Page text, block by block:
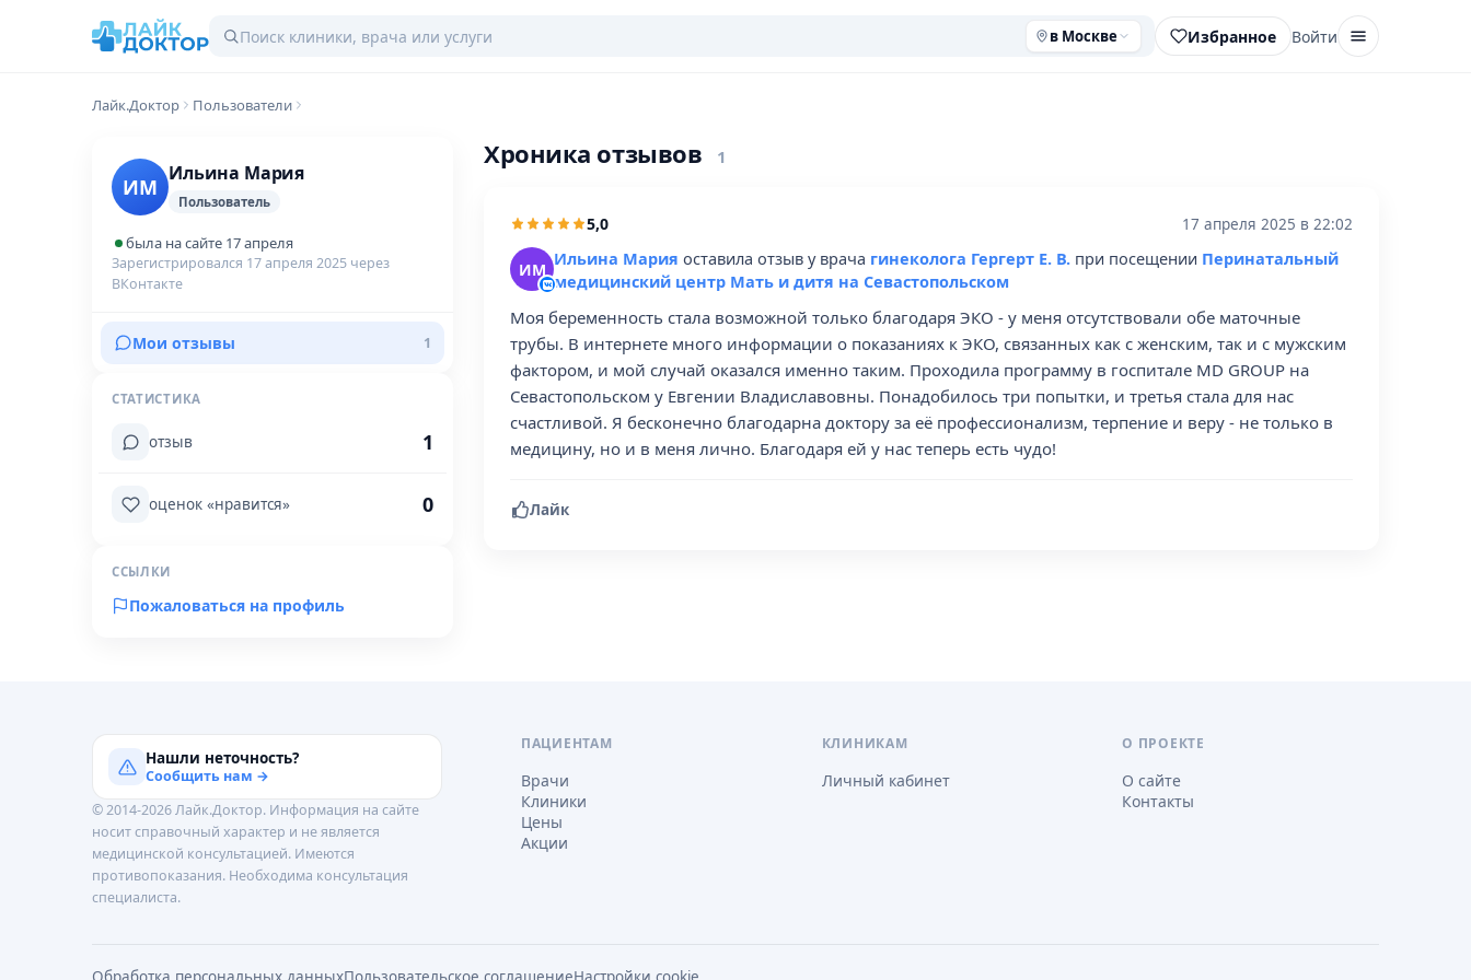
в Москве Избранное Войти
Лайк.Доктор Пользователи
ИМ
Ильина Мария
Пользователь
была на сайте 17 апреля
Зарегистрировался 17 апреля 2025 через
ВКонтакте
Мои отзывы 1
СТАТИСТИКА
отзыв 1
оценок «нравится» 0
ССЫЛКИ
Пожаловаться на профиль
Хроника отзывов 1
5,0 17 апреля 2025 в 22:02
ИМ Ильина Мария оставила отзыв у врача гинеколога Гергерт Е. В. при посещении Перинатальный
медицинский центр Мать и дитя на Севастопольском
Моя беременность стала возможной только благодаря ЭКО - у меня отсутствовали обе маточные
трубы. В интернете много информации о показаниях к ЭКО, связанных как с женским, так и с мужским
фактором, и мой случай оказался именно таким. Проходила программу в госпитале MD GROUP на
Севастопольском у Евгении Владиславовны. Понадобилось три попытки, и третья стала для нас
счастливой. Я бесконечно благодарна доктору за её профессионализм, терпение и веру - не только в
медицину, но и в меня лично. Благодаря ей у нас теперь есть чудо!
Лайк
Нашли неточность?
Сообщить нам →
© 2014-2026 Лайк.Доктор. Информация на сайте
носит справочный характер и не является
медицинской консультацией. Имеются
противопоказания. Необходима консультация
специалиста.
ПАЦИЕНТАМ
Врачи
Клиники
Цены
Акции
КЛИНИКАМ
Личный кабинет
О ПРОЕКТЕ
О сайте
Контакты